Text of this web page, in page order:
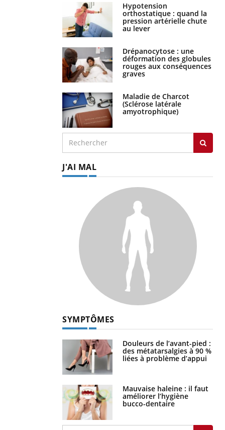
Hypotension
orthostatique : quand la
pression artérielle chute
au lever
Drépanocytose : une
déformation des globules
rouges aux conséquences
graves
Maladie de Charcot
(Sclérose latérale
amyotrophique)
J'AI MAL
SYMPTÔMES
Douleurs de l’avant-pied :
des métatarsalgies à 90 %
liées à problème d’appui
Mauvaise haleine : il faut
améliorer l’hygiène
bucco-dentaire